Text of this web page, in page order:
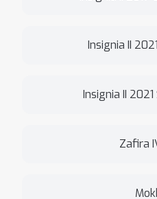
Insignia II
Insignia II
Zafira